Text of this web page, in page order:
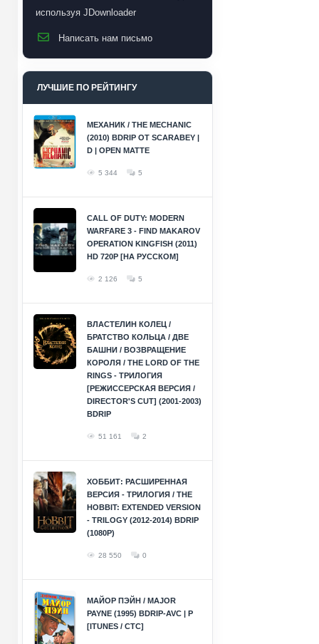
используя JDownloader
Написать нам письмо
ЛУЧШИЕ ПО РЕЙТИНГУ
МЕХАНИК / THE MECHANIC
(2010) BDRIP ОТ SCARABEY |
D | OPEN MATTE
5 344 5
CALL OF DUTY: MODERN
WARFARE 3 - FIND MAKAROV
OPERATION KINGFISH (2011)
HD 720P [НА РУССКОМ]
2 126 5
ВЛАСТЕЛИН КОЛЕЦ /
БРАТСТВО КОЛЬЦА / ДВЕ
БАШНИ / ВОЗВРАЩЕНИЕ
КОРОЛЯ / THE LORD OF THE
RINGS - ТРИЛОГИЯ
[РЕЖИССЕРСКАЯ ВЕРСИЯ /
DIRECTOR'S CUT] (2001-2003)
BDRIP
51 161 2
ХОББИТ: РАСШИРЕННАЯ
ВЕРСИЯ - ТРИЛОГИЯ / THE
HOBBIT: EXTENDED VERSION
- TRILOGY (2012-2014) BDRIP
(1080P)
28 550 0
МАЙОР ПЭЙН / MAJOR
PAYNE (1995) BDRIP-AVC | P
[ITUNES / СТС]